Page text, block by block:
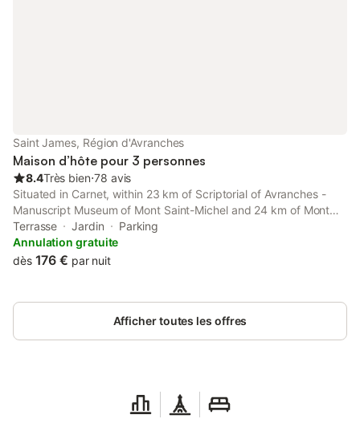
Saint James, Région d'Avranches
Maison d’hôte pour 3 personnes
8.4Très bien⋅78 avis
Situated in Carnet, within 23 km of Scriptorial of Avranches -
Manuscript Museum of Mont Saint-Michel and 24 km of Mont
Saint Michel Abbey, B&B La Gautraie features accommodation
with a garden as well as free private parking for guests who
drive.
Terrasse Jardin
Parking
Annulation gratuite
dès 176 € par nuit
Afficher toutes les offres